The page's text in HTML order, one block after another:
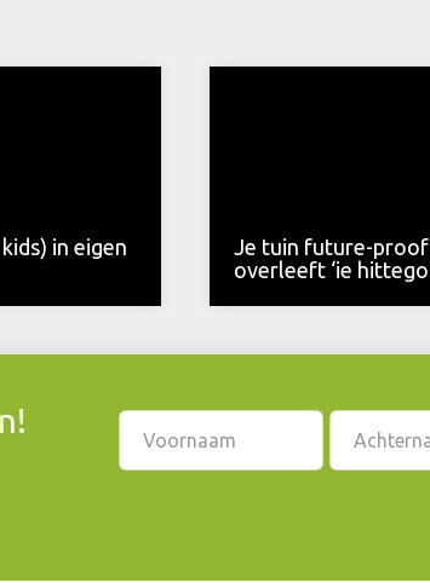
in eigen
Je tuin future-proof
overleeft ‘ie